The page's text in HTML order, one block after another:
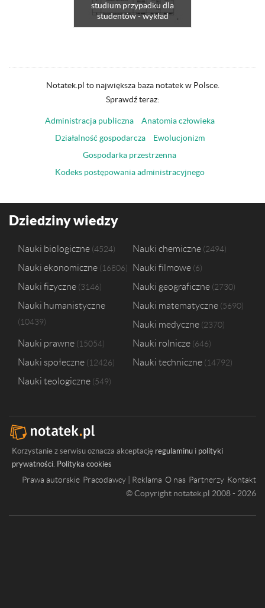
studium przypadku dla
studentów - wykład
Notatek.pl to największa baza notatek w Polsce.
Sprawdź teraz:
Administracja publiczna
Anatomia człowieka
Działalność gospodarcza
Ewolucjonizm
Gospodarka przestrzenna
Kodeks postępowania administracyjnego
Dziedziny wiedzy
Nauki biologiczne 4524 Nauki chemiczne 2494
Nauki ekonomiczne 16806 Nauki filmowe 6
Nauki fizyczne 3146 Nauki geograficzne 2730
Nauki humanistyczne
10439
Nauki matematyczne 5690
Nauki medyczne 2370
Nauki prawne 15054 Nauki rolnicze 646
Nauki społeczne 12426 Nauki techniczne 14792
Nauki teologiczne 549
Korzystanie z serwisu oznacza akceptację regulaminu i polityki
prywatności. Polityka cookies
Prawa autorskie Pracodawcy | Reklama O nas Partnerzy Kontakt
© Copyright notatek.pl 2008 - 2026